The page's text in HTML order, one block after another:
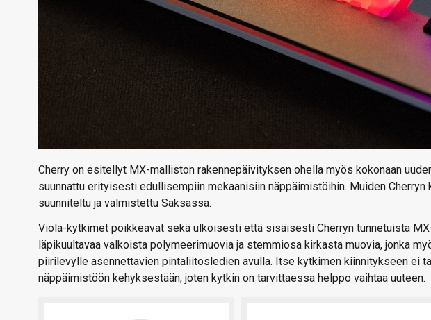
Cherry on esitellyt MX-malliston rakennepäivityksen ohella myös kokonaan
suunnattu erityisesti edullisempiin mekaanisiin näppäimistöihin. Muiden
suunniteltu ja valmistettu Saksassa.
Viola-kytkimet poikkeavat sekä ulkoisesti että sisäisesti Cherryn tunnetuista
läpikuultavaa valkoista polymeerimuovia ja stemmiosa kirkasta muovia, jonka
piirilevylle asennettavien pintaliitosledien avulla. Itse kytkimen kiinnitykseen ei
näppäimistöön kehyksestään, joten kytkin on tarvittaessa helppo vaihtaa uuteen.